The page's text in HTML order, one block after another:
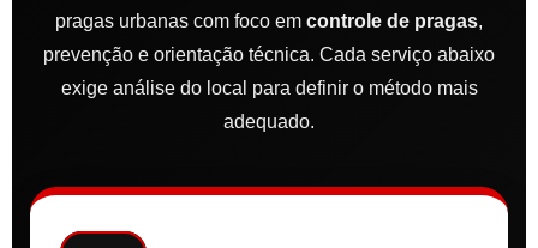
pragas urbanas com foco em controle de pragas,
prevenção e orientação técnica. Cada serviço abaixo
exige análise do local para definir o método mais
adequado.